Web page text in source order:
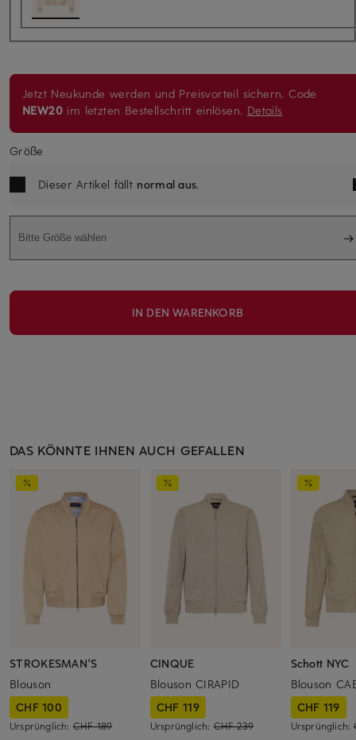
Jetzt Neukunde werden und Preisvorteil sichern. Code
NEW20 im letzten Bestellschritt einlösen. Details
Größe
Dieser Artikel fällt normal aus.
Bitte Größe wählen
IN DEN WARENKORB
DAS KÖNNTE IHNEN AUCH GEFALLEN
STROKESMAN'S
Blouson
CHF 100
Ursprünglich: CHF 189
CINQUE
Blouson CIRAPID
CHF 119
Ursprünglich:CHF 239
Schott NYC
Blouson
CHF 119
Ursprünglich: